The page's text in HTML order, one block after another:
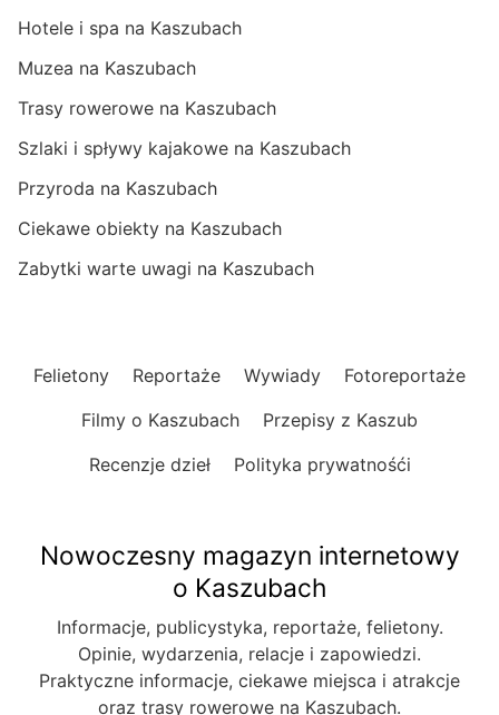
Hotele i spa na Kaszubach
Muzea na Kaszubach
Trasy rowerowe na Kaszubach
Szlaki i spływy kajakowe na Kaszubach
Przyroda na Kaszubach
Ciekawe obiekty na Kaszubach
Zabytki warte uwagi na Kaszubach
Felietony Reportaże Wywiady
Fotoreportaże
Filmy o Kaszubach
Przepisy z Kaszub
Recenzje dzieł
Polityka prywatnośći
Nowoczesny magazyn internetowy
o Kaszubach
Informacje, publicystyka, reportaże, felietony.
Opinie, wydarzenia, relacje i zapowiedzi.
Praktyczne informacje, ciekawe miejsca i atrakcje
oraz trasy rowerowe na Kaszubach.